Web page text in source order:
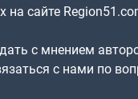
сайте
с мнением
с нами по